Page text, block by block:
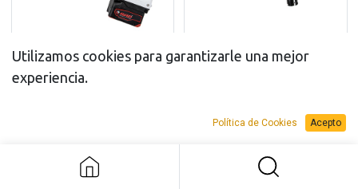
B-RAD X E-RAD BLU-S
Utilizamos cookies para garantizarle una mejor
experiencia.
Política de Cookies Acepto